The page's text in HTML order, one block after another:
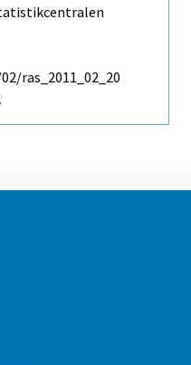
ras_2011_02_20